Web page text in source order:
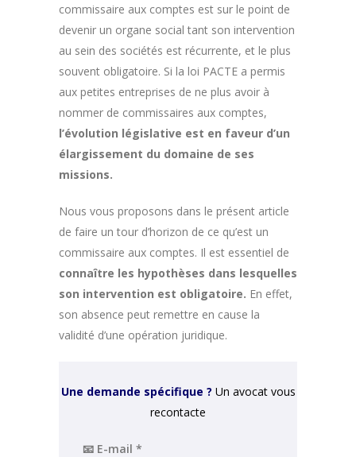
commissaire aux comptes est sur le point de
devenir un organe social tant son intervention
au sein des sociétés est récurrente, et le plus
souvent obligatoire. Si la loi PACTE a permis
aux petites entreprises de ne plus avoir à
nommer de commissaires aux comptes,
l’évolution législative est en faveur d’un
élargissement du domaine de ses
missions.
Nous vous proposons dans le présent article
de faire un tour d’horizon de ce qu’est un
commissaire aux comptes. Il est essentiel de
connaître les hypothèses dans lesquelles
son intervention est obligatoire. En effet,
son absence peut remettre en cause la
validité d’une opération juridique.
Une demande spécifique ? Un avocat vous
recontacte
📧 E-mail *